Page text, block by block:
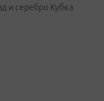
и серебро Кубка